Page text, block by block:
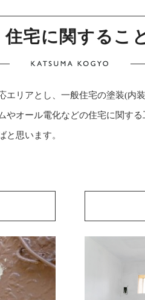
宅に関するこ
リアとし、一般住宅の塗装(内
やオール電化などの住宅に関す
と思います。